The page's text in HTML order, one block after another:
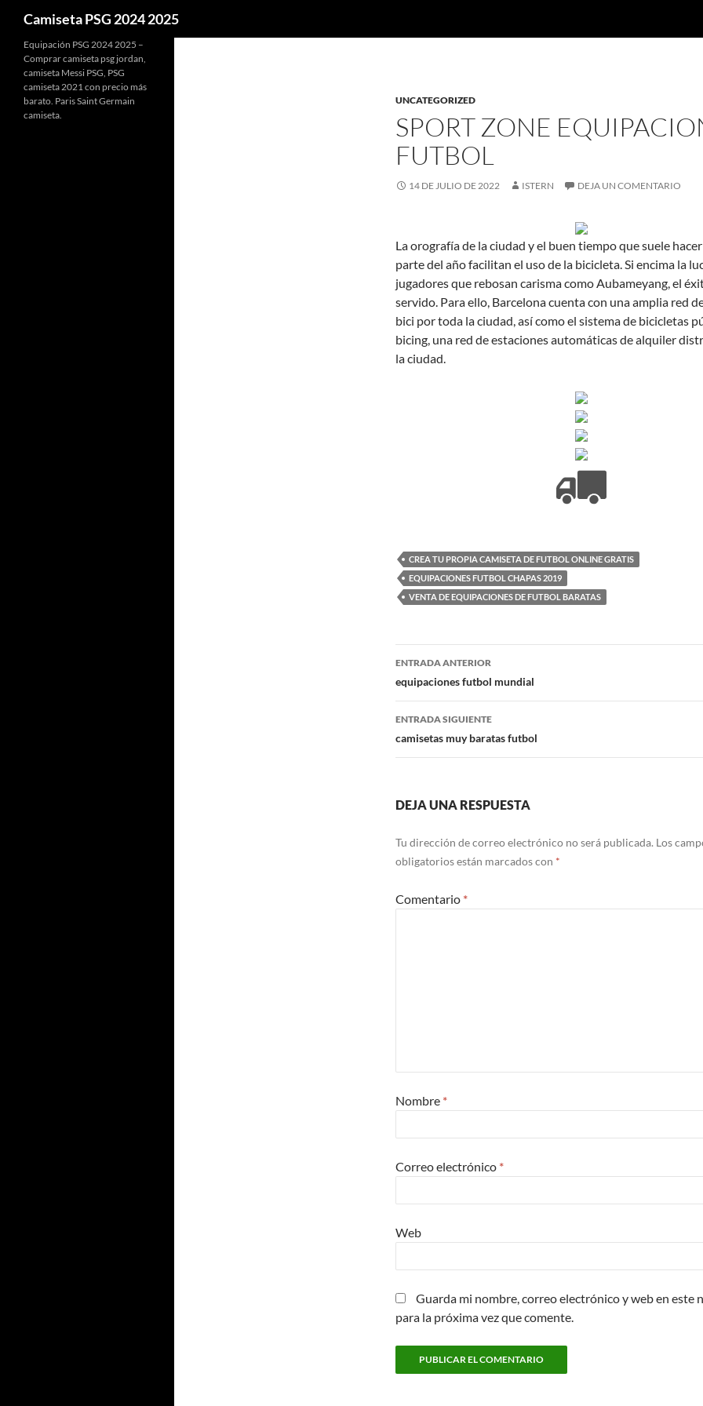
Camiseta PSG 2024 2025
UNCATEGORIZED
SPORT ZONE
FUTBOL
14 DE JULIO DE 2022 ISTERN DEJA UN COMENTARIO
La orografía de la ciudad y el buen tiempo que suele
parte del año facilitan el uso de la bicicleta. Si encima la
jugadores que rebosan carisma como Aubameyang, el
servido. Para ello, Barcelona cuenta con una amplia red
bici por toda la ciudad, así como el sistema de bicicletas
bicing, una red de estaciones automáticas de alquiler
la ciudad.
CREA TU PROPIA CAMISETA DE FUTBOL ONLINE GRATIS
EQUIPACIONES FUTBOL CHAPAS 2019
VENTA DE EQUIPACIONES DE FUTBOL BARATAS
Navegación
de
entradas
ENTRADA ANTERIOR
equipaciones futbol mundial
ENTRADA SIGUIENTE
camisetas muy baratas futbol
DEJA UNA RESPUESTA
Tu dirección de correo electrónico no será publicada. Los
obligatorios están marcados con *
Comentario *
Nombre *
Correo electrónico *
Web
Guarda mi nombre, correo electrónico y web en este
para la próxima vez que comente.
Equipación PSG 2024 2025 –
Comprar camiseta psg jordan,
camiseta Messi PSG, PSG
camiseta 2021 con precio más
barato. Paris Saint Germain
camiseta.